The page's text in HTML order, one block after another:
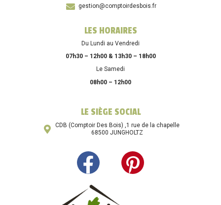
gestion@comptoirdesbois.fr
LES HORAIRES
Du Lundi au Vendredi
07h30 – 12h00 & 13h30 – 18h00
Le Samedi
08h00 – 12h00
LE SIÈGE SOCIAL
CDB (Comptoir Des Bois) ,1 rue de la chapelle
68500 JUNGHOLTZ